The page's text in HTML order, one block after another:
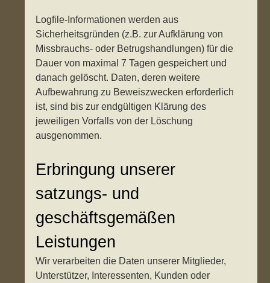
Logfile-Informationen werden aus
Sicherheitsgründen (z.B. zur Aufklärung von
Missbrauchs- oder Betrugshandlungen) für die
Dauer von maximal 7 Tagen gespeichert und
danach gelöscht. Daten, deren weitere
Aufbewahrung zu Beweiszwecken erforderlich
ist, sind bis zur endgültigen Klärung des
jeweiligen Vorfalls von der Löschung
ausgenommen.
Erbringung unserer
satzungs- und
geschäftsgemäßen
Leistungen
Wir verarbeiten die Daten unserer Mitglieder,
Unterstützer, Interessenten, Kunden oder